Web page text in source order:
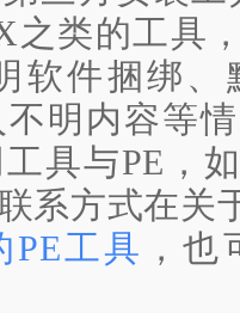
之类的工具
软件捆绑
明内容等
具与PE，
系方式在关
PE工具 ，